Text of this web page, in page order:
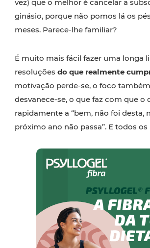
vez) que o melhor é cancelar a
ginásio, porque não pomos lá os
meses. Parece-lhe familiar?
É muito mais fácil fazer uma longa
resoluções do que realmente
motivação perde-se, o foco
desvanece-se, o que faz com que o
rapidamente a “bem, não foi desta,
próximo ano não passa”. E todos os